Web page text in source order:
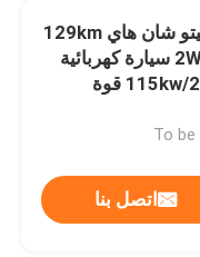
2024 شيري جييتو شان هاي 129km
المدى 2WD PHEV سيارة كهربائية
115kw/220N.m 224P.s قوة
سيارة طاقة
اتصل بنا